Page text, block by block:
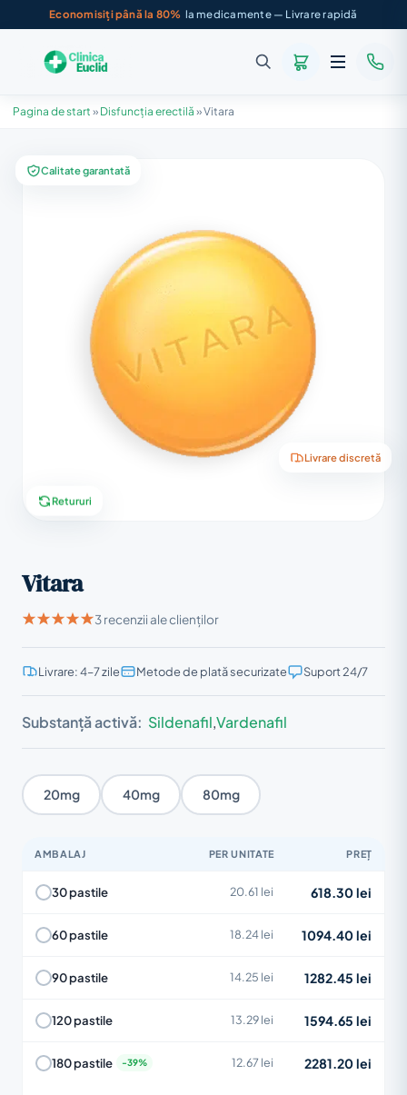
Economisiți până la 80% la medicamente — Livrare rapidă
Pagina de start » Disfuncția erectilă »Vitara
Calitate garantată
Livrare discretă
Retururi
Vitara
3 recenzii ale clienților
Livrare: 4–7 zile Metode de plată securizate Suport 24/7
Substanță activă: Sildenafil,Vardenafil
20mg 40mg 80mg
AMBALAJ PER UNITATE PREȚ
30 pastile 20.61 lei 618.30 lei
60 pastile 18.24 lei 1094.40 lei
90 pastile 14.25 lei 1282.45 lei
120 pastile 13.29 lei 1594.65 lei
180 pastile 12.67 lei 2281.20 lei